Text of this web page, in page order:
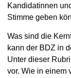
Kandidatinnen
Stimme geben
Was sind die
kann der BDZ in
Unter dieser
vor. Wie in einem